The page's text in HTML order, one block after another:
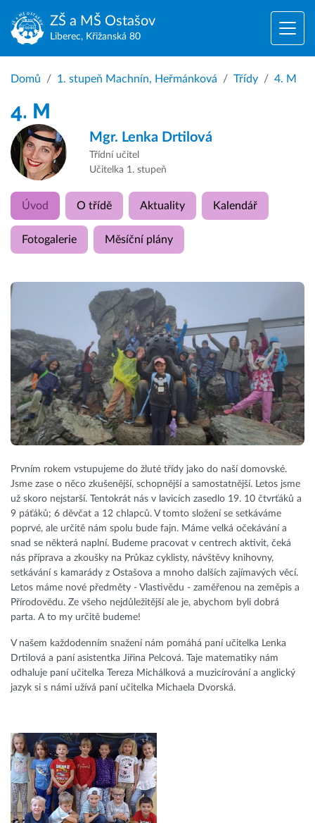
ZŠ a MŠ Ostašov
Liberec, Křižanská 80
Domů 1. stupeň Machnín, Heřmánková Třídy 4. M
4. M
Mgr. Lenka Drtilová
Třídní učitel
Učitelka 1. stupeň
Úvod O třídě Aktuality Kalendář
Fotogalerie Měsíční plány
Prvním rokem vstupujeme do žluté třídy jako do naší domovské.
Jsme zase o něco zkušenější, schopnější a samostatnější. Letos jsme
už skoro nejstarší. Tentokrát nás v lavicích zasedlo 19. 10 čtvrťáků a
9 páťáků; 6 děvčat a 12 chlapců. V tomto složení se setkáváme
poprvé, ale určitě nám spolu bude fajn. Máme velká očekávání a
snad se některá naplní. Budeme pracovat v centrech aktivit, čeká
nás příprava a zkoušky na Průkaz cyklisty, návštěvy knihovny,
setkávání s kamarády z Ostašova a mnoho dalších zajímavých věcí.
Letos máme nové předměty - Vlastivědu - zaměřenou na zeměpis a
Přírodovědu. Ze všeho nejdůležitější ale je, abychom byli dobrá
parta. A to my určitě budeme!
V našem každodenním snažení nám pomáhá paní učitelka Lenka
Drtilová a paní asistentka Jiřina Pelcová. Taje matematiky nám
odhaluje paní učitelka Tereza Michálková a muzicírování a anglický
jazyk si s námi užívá paní učitelka Michaela Dvorská.